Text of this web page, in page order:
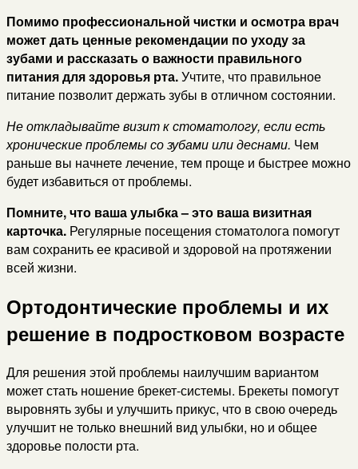
Помимо профессиональной чистки и осмотра врач
может дать ценные рекомендации по уходу за
зубами и рассказать о важности правильного
питания для здоровья рта.Учтите, что правильное
питание позволит держать зубы в отличном состоянии.
Не откладывайте визит к стоматологу, если есть
хронические проблемы со зубами или деснами. Чем
раньше вы начнете лечение, тем проще и быстрее можно
будет избавиться от проблемы.
Помните, что ваша улыбка – это ваша визитная
карточка. Регулярные посещения стоматолога помогут
вам сохранить ее красивой и здоровой на протяжении
всей жизни.
Ортодонтические проблемы и их
решение в подростковом возрасте
Для решения этой проблемы наилучшим вариантом
может стать ношение брекет-системы. Брекеты помогут
выровнять зубы и улучшить прикус, что в свою очередь
улучшит не только внешний вид улыбки, но и общее
здоровье полости рта.